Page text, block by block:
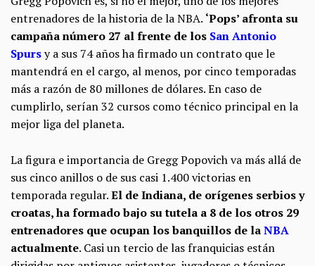
entrenadores de la historia de la NBA. ‘Pops’ afronta su
campaña número 27 al frente de los San Antonio
Spursy a sus 74 años ha firmado un contrato que le
mantendrá en el cargo, al menos, por cinco temporadas
más a razón de 80 millones de dólares. En caso de
cumplirlo, serían 32 cursos como técnico principal en la
mejor liga del planeta.
La figura e importancia de Gregg Popovich va más allá de
sus cinco anillos o de sus casi 1.400 victorias en
temporada regular.El de Indiana, de orígenes serbios y
croatas, ha formado bajo su tutela a 8 de los otros 29
entrenadores que ocupan los banquillos de laNBA
actualmente. Casi un tercio de las franquicias están